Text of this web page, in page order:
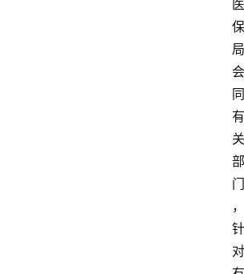
医
保
局
会
同
有
关
部
门
，
针
对